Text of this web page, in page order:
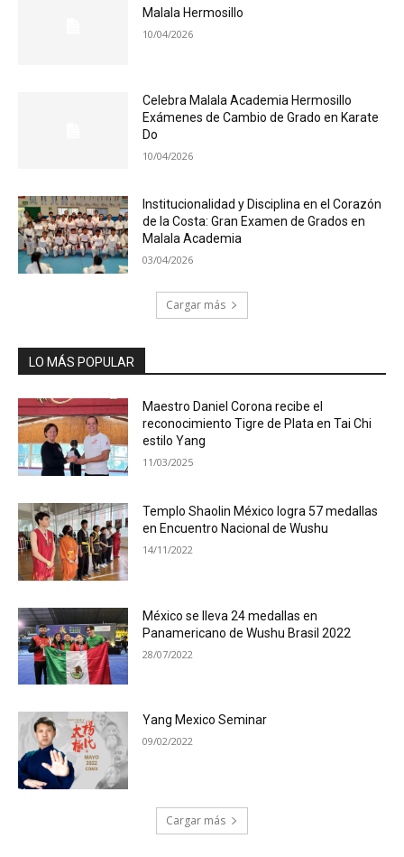
Malala Hermosillo
10/04/2026
Celebra Malala Academia Hermosillo
Exámenes de Cambio de Grado en Karate
Do
10/04/2026
Institucionalidad y Disciplina en el Corazón
de la Costa: Gran Examen de Grados en
Malala Academia
03/04/2026
Cargar más
LO MÁS POPULAR
Maestro Daniel Corona recibe el
reconocimiento Tigre de Plata en Tai Chi
estilo Yang
11/03/2025
Templo Shaolin México logra 57 medallas
en Encuentro Nacional de Wushu
14/11/2022
México se lleva 24 medallas en
Panamericano de Wushu Brasil 2022
28/07/2022
Yang Mexico Seminar
09/02/2022
Cargar más